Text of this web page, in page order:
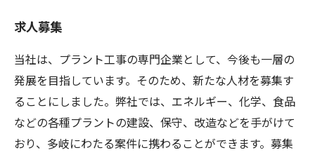
求人募集
当社は、プラント工事の専門企業として、今後も一層の
発展を目指しています。そのため、新たな人材を募集す
ることにしました。弊社では、エネルギー、化学、食品
などの各種プラントの建設、保守、改造などを手がけて
おり、多岐にわたる案件に携わることができます。募集